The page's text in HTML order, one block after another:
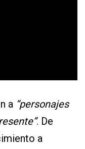
a “personajes
. De
a